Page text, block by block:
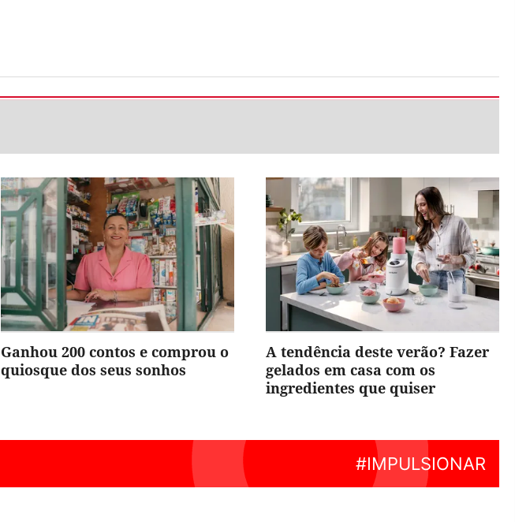
Ganhou 200 contos e comprou o
quiosque dos seus sonhos
A tendência deste verão? Fazer
gelados em casa com os
ingredientes que quiser